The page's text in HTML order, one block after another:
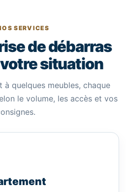
SERVICES
de débarras
situation
quelques meubles, chaque
le volume, les accès et vos